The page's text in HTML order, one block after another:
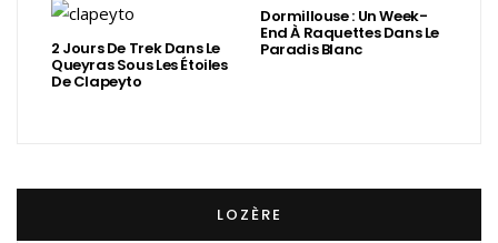
2 Jours De Trek Dans Le
Queyras Sous Les Étoiles
De Clapeyto
Dormillouse : Un Week-
End À Raquettes Dans Le
Paradis Blanc
LOZÈRE